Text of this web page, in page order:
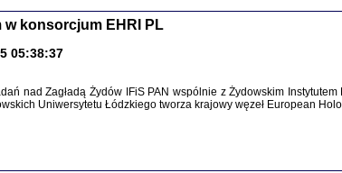
SZCZĘŚCIE
Losy kobiet
w konsorcjum EHRI PL
05:38:37
nad Zagładą Żydów IFiS PAN wspólnie z Żydowskim
Uniwersytetu Łódzkiego tworza krajowy węzeł European